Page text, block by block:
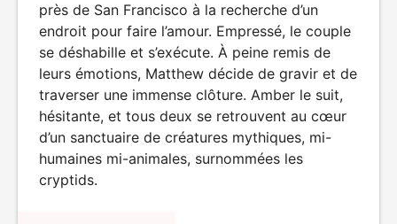
près de San Francisco à la recherche d’un
endroit pour faire l’amour. Empressé, le couple
se déshabille et s’exécute. À peine remis de
leurs émotions, Matthew décide de gravir et de
traverser une immense clôture. Amber le suit,
hésitante, et tous deux se retrouvent au cœur
d’un sanctuaire de créatures mythiques, mi-
humaines mi-animales, surnommées les
cryptids.